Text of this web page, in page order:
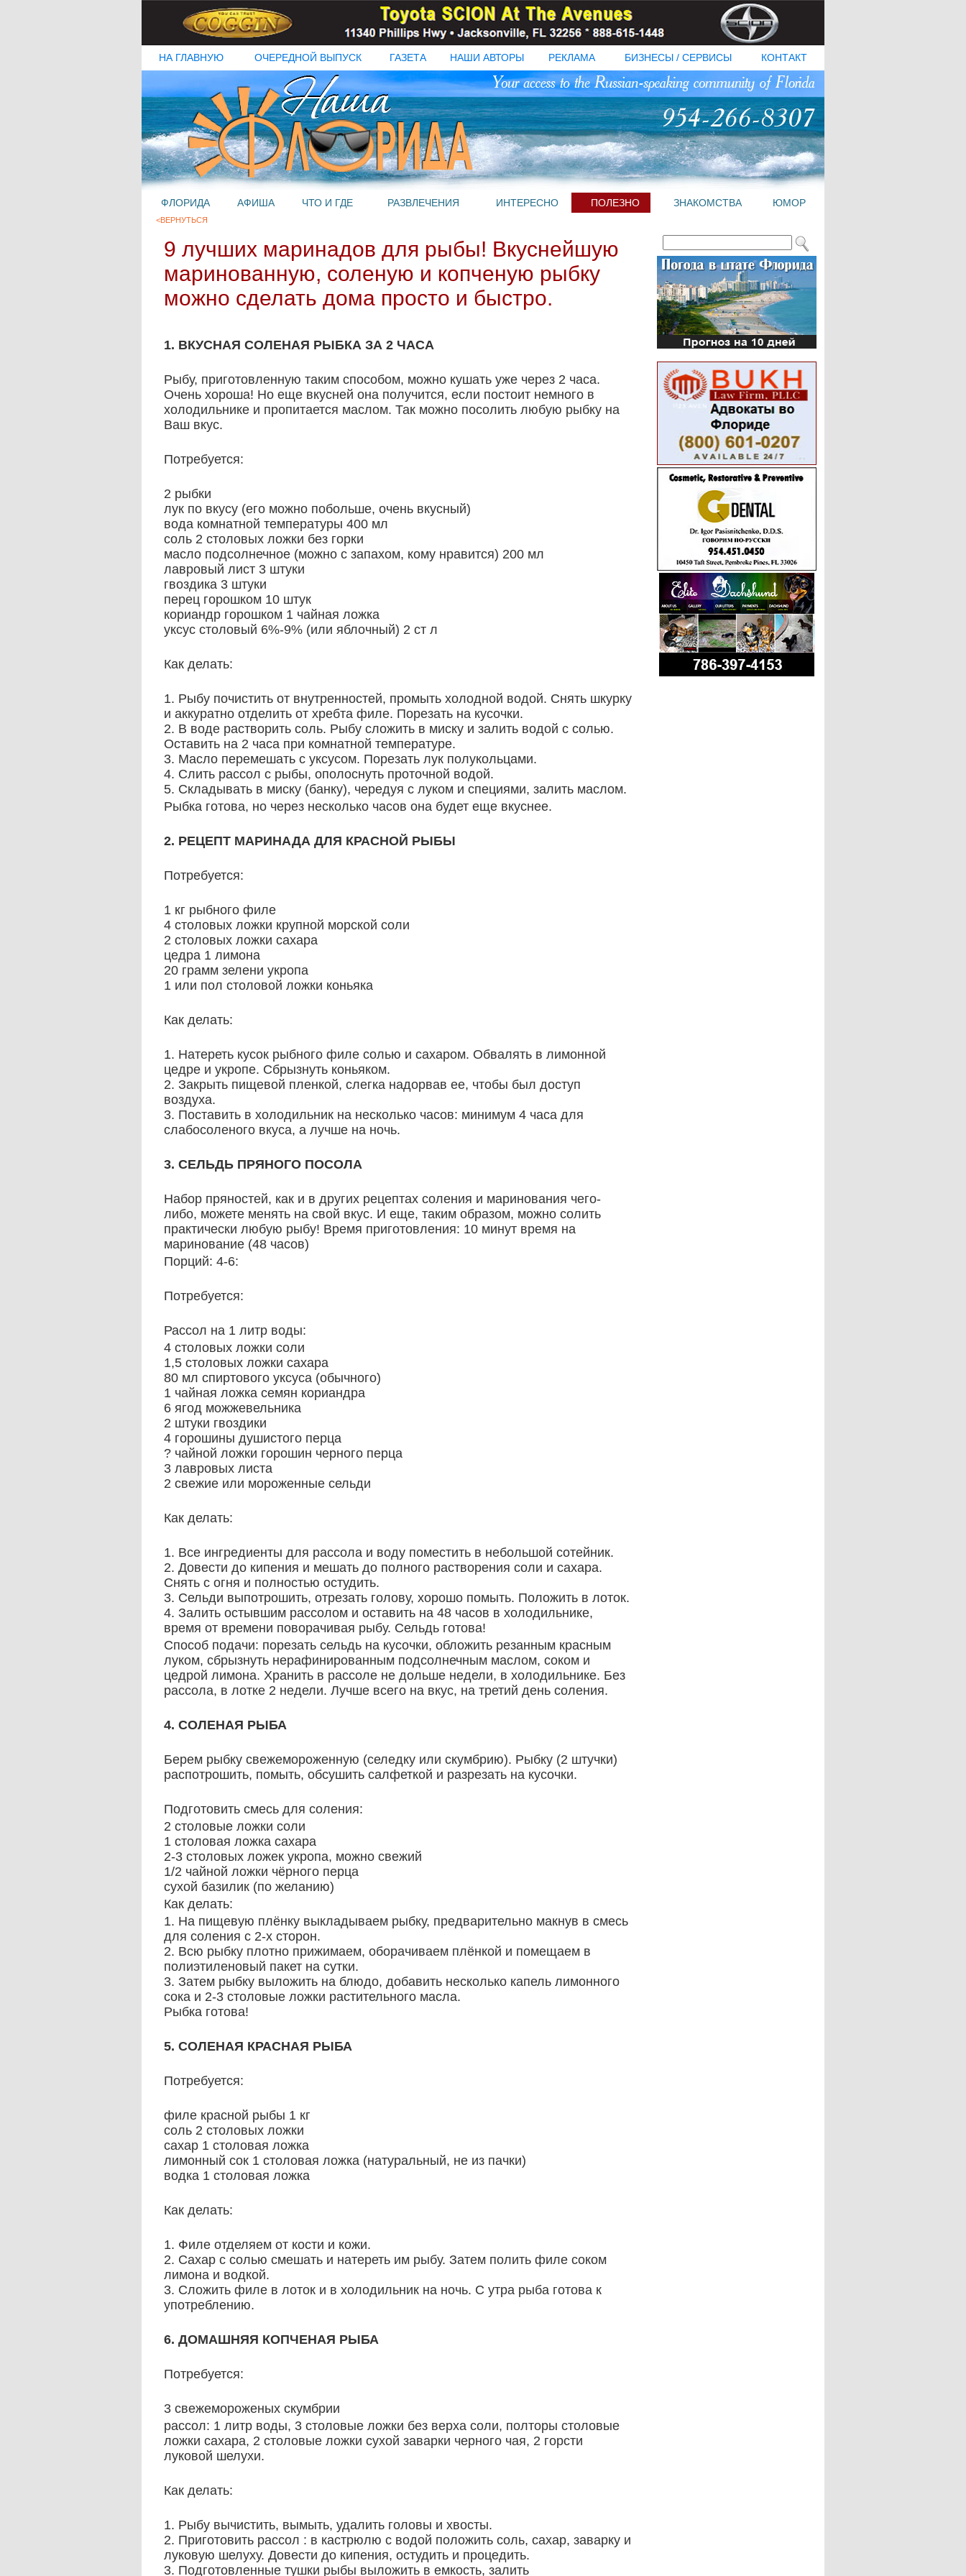
НА ГЛАВНУЮ ОЧЕРЕДНОЙ ВЫПУСК ГАЗЕТА НАШИ АВТОРЫ РЕКЛАМА БИЗНЕСЫ / СЕРВИСЫ КОНТАКТ
ФЛОРИДА АФИША ЧТО И ГДЕ РАЗВЛЕЧЕНИЯ ИНТЕРЕСНО ПОЛЕЗНО ЗНАКОМСТВА ЮМОР
<ВЕРНУТЬСЯ
9 лучших маринадов для рыбы! Вкуснейшую
маринованную, соленую и копченую рыбку
можно сделать дома просто и быстро.
1. ВКУСНАЯ СОЛЕНАЯ РЫБКА ЗА 2 ЧАСА
Рыбу, приготовленную таким способом, можно кушать уже через 2 часа.
Очень хороша! Но еще вкусней она получится, если постоит немного в
холодильнике и пропитается маслом. Так можно посолить любую рыбку на
Ваш вкус.
Потребуется:
2 рыбки
лук по вкусу (его можно побольше, очень вкусный)
вода комнатной температуры 400 мл
соль 2 столовых ложки без горки
масло подсолнечное (можно с запахом, кому нравится) 200 мл
лавровый лист 3 штуки
гвоздика 3 штуки
перец горошком 10 штук
кориандр горошком 1 чайная ложка
уксус столовый 6%-9% (или яблочный) 2 ст л
Как делать:
1. Рыбу почистить от внутренностей, промыть холодной водой. Снять шкурку
и аккуратно отделить от хребта филе. Порезать на кусочки.
2. В воде растворить соль. Рыбу сложить в миску и залить водой с солью.
Оставить на 2 часа при комнатной температуре.
3. Масло перемешать с уксусом. Порезать лук полукольцами.
4. Слить рассол с рыбы, ополоснуть проточной водой.
5. Складывать в миску (банку), чередуя с луком и специями, залить маслом.
Рыбка готова, но через несколько часов она будет еще вкуснее.
2. РЕЦЕПТ МАРИНАДА ДЛЯ КРАСНОЙ РЫБЫ
Потребуется:
1 кг рыбного филе
4 столовых ложки крупной морской соли
2 столовых ложки сахара
цедра 1 лимона
20 грамм зелени укропа
1 или пол столовой ложки коньяка
Как делать:
1. Натереть кусок рыбного филе солью и сахаром. Обвалять в лимонной
цедре и укропе. Сбрызнуть коньяком.
2. Закрыть пищевой пленкой, слегка надорвав ее, чтобы был доступ
воздуха.
3. Поставить в холодильник на несколько часов: минимум 4 часа для
слабосоленого вкуса, а лучше на ночь.
3. СЕЛЬДЬ ПРЯНОГО ПОСОЛА
Набор пряностей, как и в других рецептах соления и маринования чего-
либо, можете менять на свой вкус. И еще, таким образом, можно солить
практически любую рыбу! Время приготовления: 10 минут время на
маринование (48 часов)
Порций: 4-6:
Потребуется:
Рассол на 1 литр воды:
4 столовых ложки соли
1,5 столовых ложки сахара
80 мл спиртового уксуса (обычного)
1 чайная ложка семян кориандра
6 ягод можжевельника
2 штуки гвоздики
4 горошины душистого перца
? чайной ложки горошин черного перца
3 лавровых листа
2 свежие или мороженные сельди
Как делать:
1. Все ингредиенты для рассола и воду поместить в небольшой сотейник.
2. Довести до кипения и мешать до полного растворения соли и сахара.
Снять с огня и полностью остудить.
3. Сельди выпотрошить, отрезать голову, хорошо помыть. Положить в лоток.
4. Залить остывшим рассолом и оставить на 48 часов в холодильнике,
время от времени поворачивая рыбу. Сельдь готова!
Способ подачи: порезать сельдь на кусочки, обложить резанным красным
луком, сбрызнуть нерафинированным подсолнечным маслом, соком и
цедрой лимона. Хранить в рассоле не дольше недели, в холодильнике. Без
рассола, в лотке 2 недели. Лучше всего на вкус, на третий день соления.
4. СОЛЕНАЯ РЫБА
Берем рыбку свежемороженную (селедку или скумбрию). Рыбку (2 штучки)
распотрошить, помыть, обсушить салфеткой и разрезать на кусочки.
Подготовить смесь для соления:
2 столовые ложки соли
1 столовая ложка сахара
2-3 столовых ложек укропа, можно свежий
1/2 чайной ложки чёрного перца
сухой базилик (по желанию)
Как делать:
1. На пищевую плёнку выкладываем рыбку, предварительно макнув в смесь
для соления с 2-х сторон.
2. Всю рыбку плотно прижимаем, оборачиваем плёнкой и помещаем в
полиэтиленовый пакет на сутки.
3. Затем рыбку выложить на блюдо, добавить несколько капель лимонного
сока и 2-3 столовые ложки растительного масла.
Рыбка готова!
5. СОЛЕНАЯ КРАСНАЯ РЫБА
Потребуется:
филе красной рыбы 1 кг
соль 2 столовых ложки
сахар 1 столовая ложка
лимонный сок 1 столовая ложка (натуральный, не из пачки)
водка 1 столовая ложка
Как делать:
1. Филе отделяем от кости и кожи.
2. Сахар с солью смешать и натереть им рыбу. Затем полить филе соком
лимона и водкой.
3. Сложить филе в лоток и в холодильник на ночь. С утра рыба готова к
употреблению.
6. ДОМАШНЯЯ КОПЧЕНАЯ РЫБА
Потребуется:
3 свежемороженых скумбрии
рассол: 1 литр воды, 3 столовые ложки без верха соли, полторы столовые
ложки сахара, 2 столовые ложки сухой заварки черного чая, 2 горсти
луковой шелухи.
Как делать:
1. Рыбу вычистить, вымыть, удалить головы и хвосты.
2. Приготовить рассол : в кастрюлю с водой положить соль, сахар, заварку и
луковую шелуху. Довести до кипения, остудить и процедить.
3. Подготовленные тушки рыбы выложить в емкость, залить